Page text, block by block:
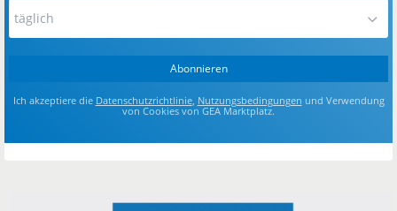
Adresse
eingeben
täglich
Abonnieren
Ich akzeptiere die Datenschutzrichtlinie, Nutzungsbedingungen und Verwendung
von Cookies von GEA Marktplatz.